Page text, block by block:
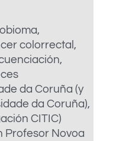
colorrectal,
da Coruña (y
da Coruña),
CITIC)
Profesor Novoa